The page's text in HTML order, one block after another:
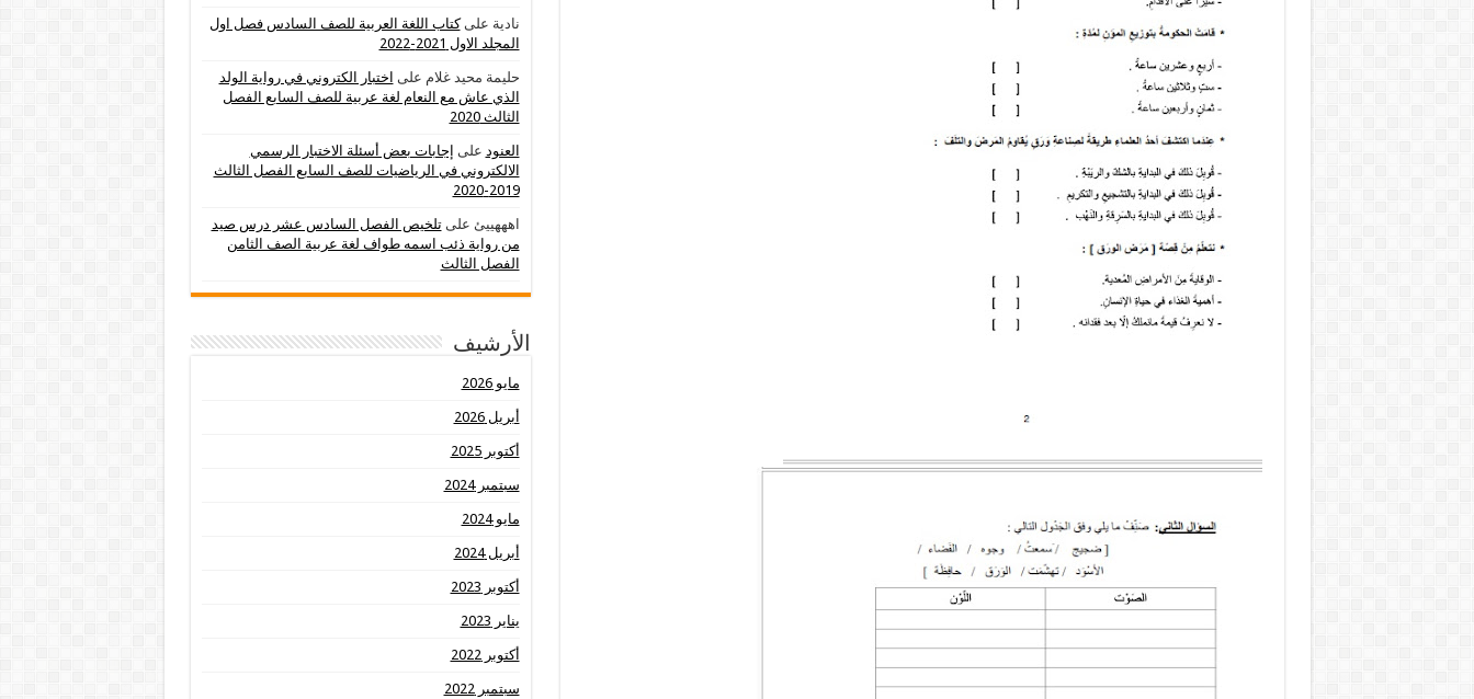
نادية علىكتاب اللغة العربية للصف السادس فصل اول
المجلد الاول 2021-2022
حليمة محيد غلام على اختبار الكتروني في رواية الولد
الذي عاش مع النعام لغة عربية للصف السابع الفصل
الثالث 2020
العنود على إجابات بعض أسئلة الاختبار الرسمي
الالكتروني في الرياضيات للصف السابع الفصل الثالث
2019-2020
اهههييئ علىتلخيص الفصل السادس عشر درس صيد
من رواية ذئب اسمه طواف لغة عربية الصف الثامن
الفصل الثالث
الأرشيف
مايو 2026
أبريل 2026
أكتوبر 2025
سبتمبر 2024
مايو 2024
أبريل 2024
أكتوبر 2023
يناير 2023
أكتوبر 2022
سبتمبر 2022